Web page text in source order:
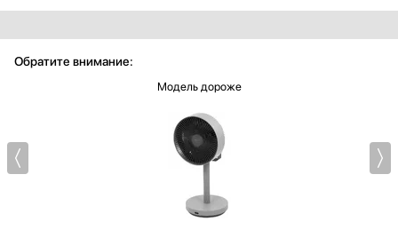
Обратите внимание:
Модель дороже